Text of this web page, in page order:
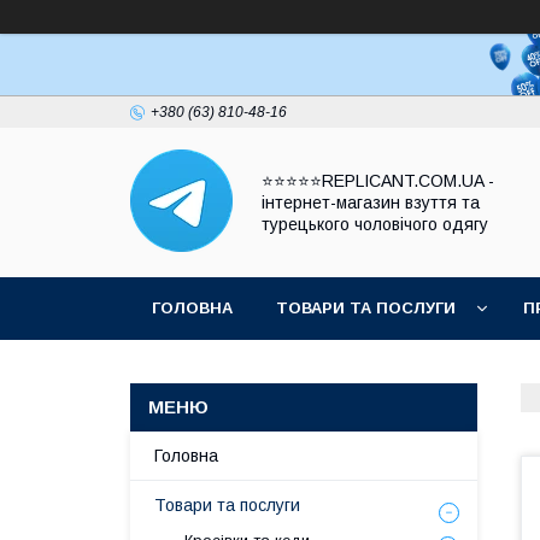
+380 (63) 810-48-16
⭐⭐⭐⭐⭐REPLICANT.COM.UA -
інтернет-магазин взуття та
турецького чоловічого одягу
ГОЛОВНА ТОВАРИ ТА ПОСЛУГИ
Головна
Товари та послуги